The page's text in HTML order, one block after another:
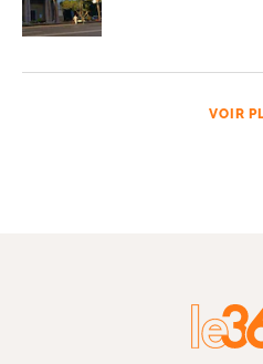
VOIR